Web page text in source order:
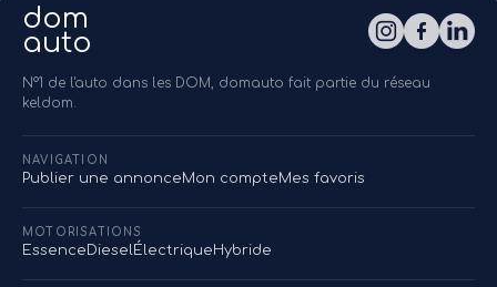
dom
auto
N°1 de l'auto dans les DOM, domauto fait partie du réseau
keldom.
NAVIGATION
Publier une annonceMon compteMes favoris
MOTORISATIONS
Essence Diesel ÉlectriqueHybride